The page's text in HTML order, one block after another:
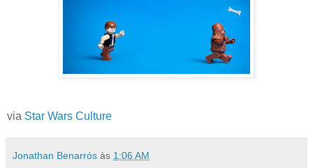
via Star Wars Culture
Jonathan Benarrós às 1:06 AM